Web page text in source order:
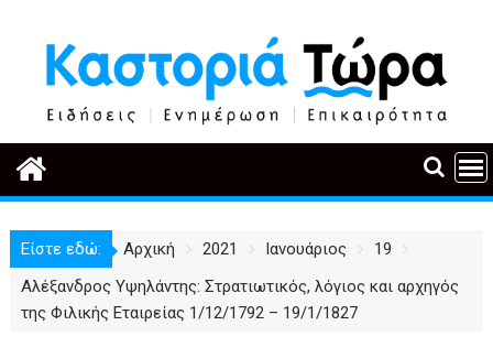
περιεχόμενο
Είστε εδώ: Αρχική 2021 Ιανουάριος
19
Αλέξανδρος Υψηλάντης: Στρατιωτικός, λόγιος και αρχηγός
της Φιλικής Εταιρείας 1/12/1792 – 19/1/1827